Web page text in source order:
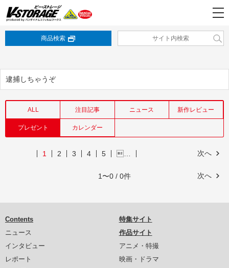
商品検索
逮捕しちゃうぞ
ALL 注目記事 ニュース 新作レビュー
プレゼント カレンダー
次へ
1 2 3 4 5 …
次へ
1〜0 / 0件
Contents
ニュース
インタビュー
レポート
特集サイト
作品サイト
アニメ・特撮
映画・ドラマ